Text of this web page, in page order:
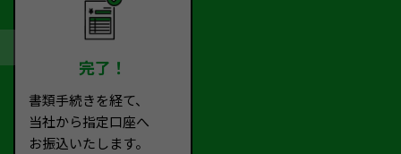
完了！
書類手続きを経て、
当社から指定口座へ
お振込いたします。